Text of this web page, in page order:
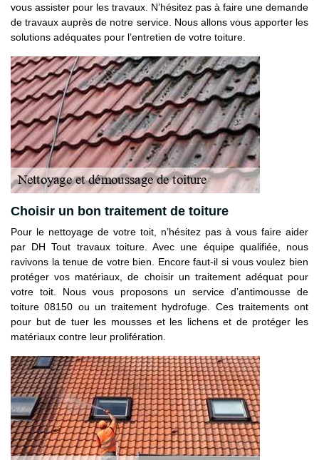
vous assister pour les travaux. N’hésitez pas à faire une demande
de travaux auprès de notre service. Nous allons vous apporter les
solutions adéquates pour l’entretien de votre toiture.
Choisir un bon traitement de toiture
Pour le nettoyage de votre toit, n’hésitez pas à vous faire aider
par DH Tout travaux toiture. Avec une équipe qualifiée, nous
ravivons la tenue de votre bien. Encore faut-il si vous voulez bien
protéger vos matériaux, de choisir un traitement adéquat pour
votre toit. Nous vous proposons un service d’antimousse de
toiture 08150 ou un traitement hydrofuge. Ces traitements ont
pour but de tuer les mousses et les lichens et de protéger les
matériaux contre leur prolifération.